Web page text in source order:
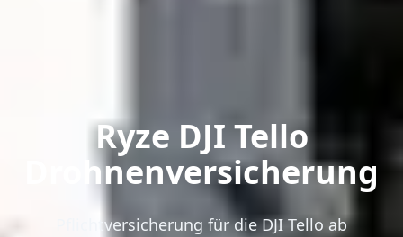
Ryze DJI Tello
Drohnenversicherung
Pflichtversicherung für die DJI Tello ab